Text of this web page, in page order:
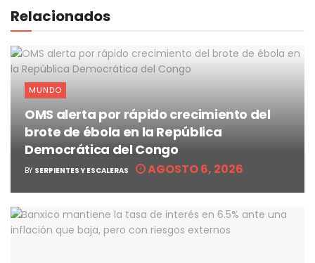
Relacionados
MUNDO
OMS alerta por rápido crecimiento del
brote de ébola en la República
Democrática del Congo
BY SERPIENTES Y ESCALERAS AGOSTO 6, 2026